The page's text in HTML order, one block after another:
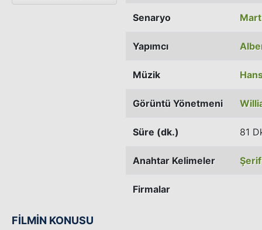
Senaryo
Yapımcı
Müzik
Görüntü Yönetmeni
Süre (dk.) 81
Anahtar Kelimeler Şerif
Firmalar
FİLMİN KONUSU